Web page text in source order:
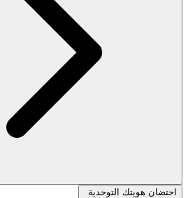
احتضان هويتك التوحدية